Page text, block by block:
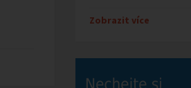
Zobrazit více